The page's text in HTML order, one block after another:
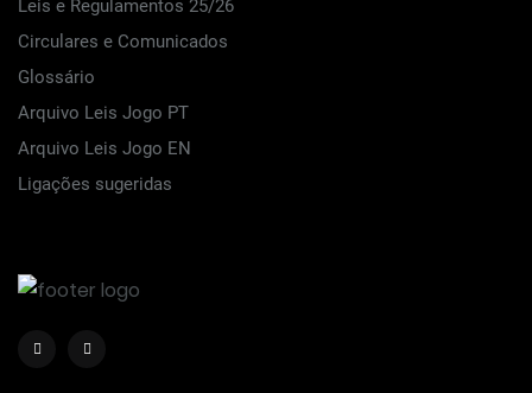
Leis e Regulamentos 25/26
Circulares e Comunicados
Glossário
Arquivo Leis Jogo PT
Arquivo Leis Jogo EN
Ligações sugeridas